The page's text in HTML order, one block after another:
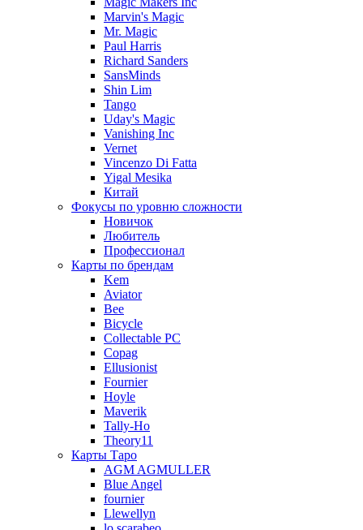
Marvin's Magic
Mr. Magic
Paul Harris
Richard Sanders
SansMinds
Shin Lim
Tango
Uday's Magic
Vanishing Inc
Vernet
Vincenzo Di Fatta
Yigal Mesika
Китай
Фокусы по уровню сложности
Новичок
Любитель
Профессионал
Карты по брендам
Kem
Aviator
Bee
Bicycle
Collectable PC
Copag
Ellusionist
Fournier
Hoyle
Maverik
Tally-Ho
Theory11
Карты Таро
AGM AGMULLER
Blue Angel
fournier
Llewellyn